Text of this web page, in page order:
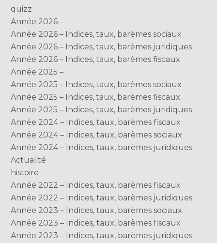
quizz
Année 2026 –
Année 2026 – Indices, taux, barèmes sociaux
Année 2026 – Indices, taux, barèmes juridiques
Année 2026 – Indices, taux, barèmes fiscaux
Année 2025 –
Année 2025 – Indices, taux, barèmes sociaux
Année 2025 – Indices, taux, barèmes fiscaux
Année 2025 – Indices, taux, barèmes juridiques
Année 2024 – Indices, taux, barèmes fiscaux
Année 2024 – Indices, taux, barèmes sociaux
Année 2024 – Indices, taux, barèmes juridiques
Actualité
histoire
Année 2022 – Indices, taux, barèmes fiscaux
Année 2022 – Indices, taux, barèmes juridiques
Année 2023 – Indices, taux, barèmes sociaux
Année 2023 – Indices, taux, barèmes fiscaux
Année 2023 – Indices, taux, barèmes juridiques